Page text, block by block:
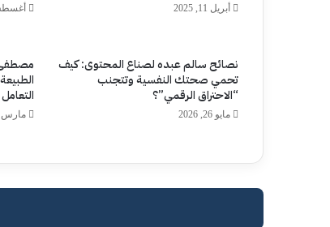
أبريل 11, 2025 أغسطس
نصائح سالم عبده لصناع المحتوى: كيف
تحمي صحتك النفسية وتتجنب
“الاحتراق الرقمي”؟
مايو 26, 2026 مارس 29,